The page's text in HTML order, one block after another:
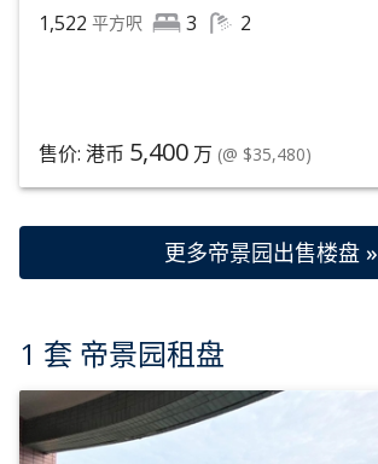
1,522 平方呎 3 2
售价: 港币 5,400 万 (@ $35,480)
更多帝景园出售楼盘 »
1 套 帝景园租盘